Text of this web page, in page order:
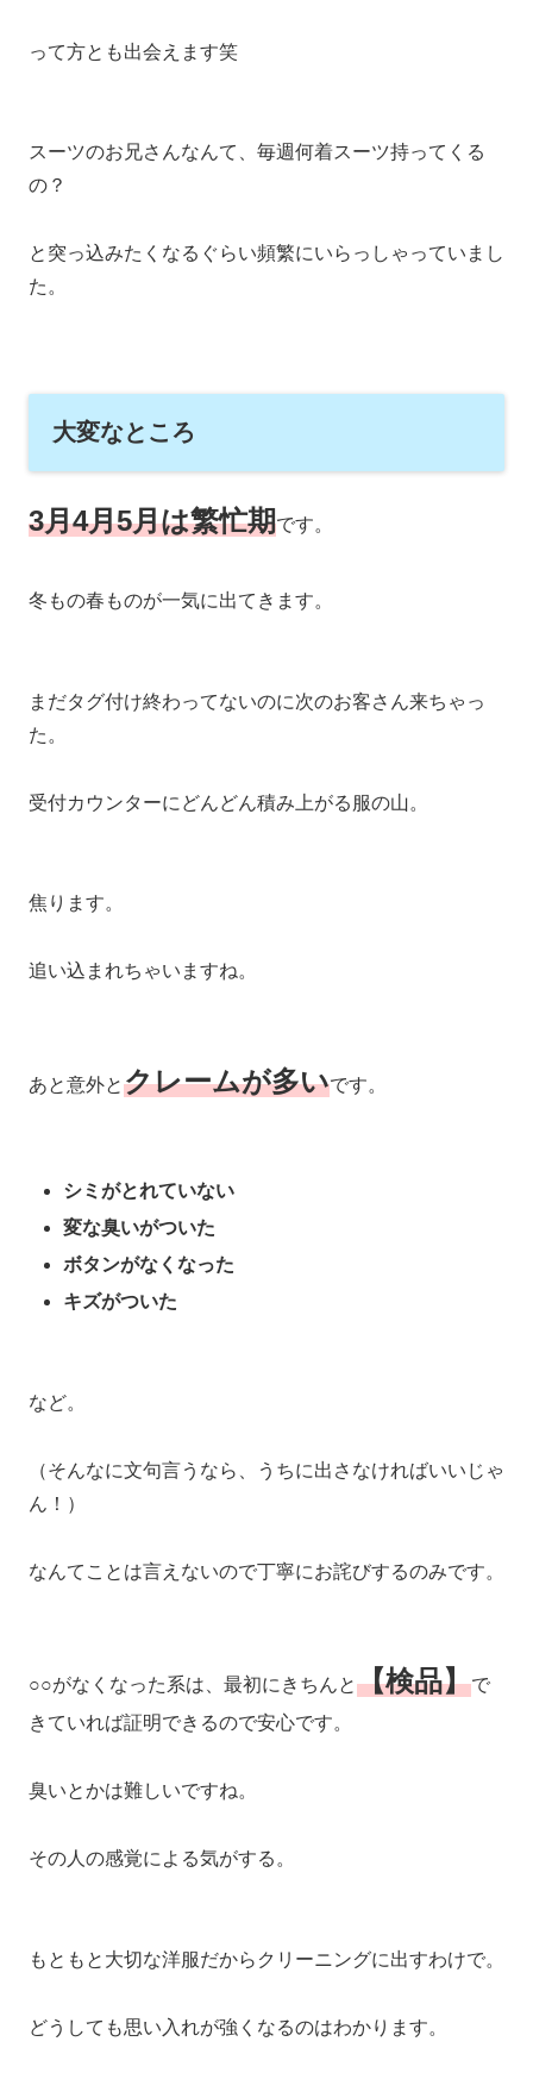
って方とも出会えます笑
スーツのお兄さんなんて、毎週何着スーツ持ってくる
の？
と突っ込みたくなるぐらい頻繁にいらっしゃっていまし
た。
大変なところ
3月4月5月は繁忙期です。
冬もの春ものが一気に出てきます。
まだタグ付け終わってないのに次のお客さん来ちゃっ
た。
受付カウンターにどんどん積み上がる服の山。
焦ります。
追い込まれちゃいますね。
あと意外とクレームが多いです。
シミがとれていない
変な臭いがついた
ボタンがなくなった
キズがついた
など。
（そんなに文句言うなら、うちに出さなければいいじゃ
ん！）
なんてことは言えないので丁寧にお詫びするのみです。
○○がなくなった系は、最初にきちんと【検品】で
きていれば証明できるので安心です。
臭いとかは難しいですね。
その人の感覚による気がする。
もともと大切な洋服だからクリーニングに出すわけで。
どうしても思い入れが強くなるのはわかります。